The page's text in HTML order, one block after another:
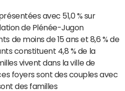
avec 51,0 % sur
de Plénée-Jugon
de moins de 15 ans et 8,6 % de
constituent 4,8 % de la
vivent dans la ville de
foyers sont des couples avec
des familles